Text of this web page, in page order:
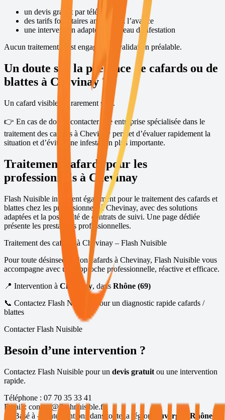
un devis gratuit par téléphone
des tarifs forfaitaires annoncés à l’avance
une intervention adaptée au niveau d’infestation
Aucun traitement n’est engagé sans validation préalable.
Un doute sur la présence de cafards ou de
blattes à Chevinay ?
Un cafard visible est rarement seul.
👉 En cas de doute, contacter une entreprise spécialisée dans le
traitement des cafards à Chevinay permet d’évaluer rapidement la
situation et d’éviter une infestation plus importante.
Traitement cafards pour les
professionnels à Chevinay
Flash Nuisible intervient également pour le traitement des cafards et
blattes chez les professionnels àChevinay, avec des solutions
adaptées et la possibilité de contrats de suivi. Une page dédiée
présente les prestations professionnelles.
Traitement des cafards à Chevinay – Flash Nuisible
Pour toute désinsectisation cafards à Chevinay, Flash Nuisible vous
accompagne avec une approche professionnelle, réactive et efficace.
📍 Intervention à Chevinay, dans Rhône (69)
📞 Contactez Flash Nuisible pour un diagnostic rapide cafards /
blattes
Contacter Flash Nuisible
Besoin d’une intervention ?
Contactez Flash Nuisible pour un devis gratuit ou une intervention
rapide.
Téléphone : 07 70 35 33 41
Email : contact@flashnuisible.fr
📍 Basé à — interventions dans toute la région Auvergne-Rhône-